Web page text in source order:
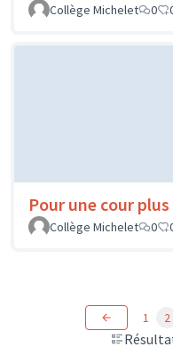
Collège Michelet
0
Pour une cour
Collège Michelet
0
1 2